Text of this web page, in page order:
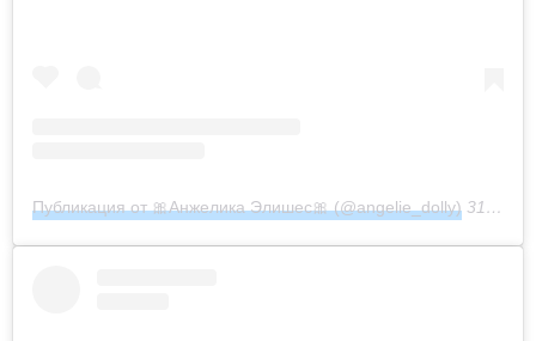
Публикация от 🎀Анжелика Элишес🎀 (@angelie_dolly) 31 Июл 2019 в 3:55 PDT